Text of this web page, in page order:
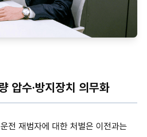
압수·방지장치 의무화
전 재범자에 대한 처벌은 이전과는